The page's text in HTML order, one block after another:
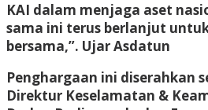
KAI dalam menjaga aset
sama ini terus berlanjut
bersama,”. Ujar Asdatun
Penghargaan ini diserahkan
Direktur Keselamatan &